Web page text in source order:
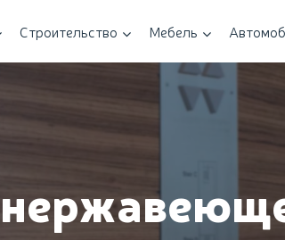
Строительство Мебель